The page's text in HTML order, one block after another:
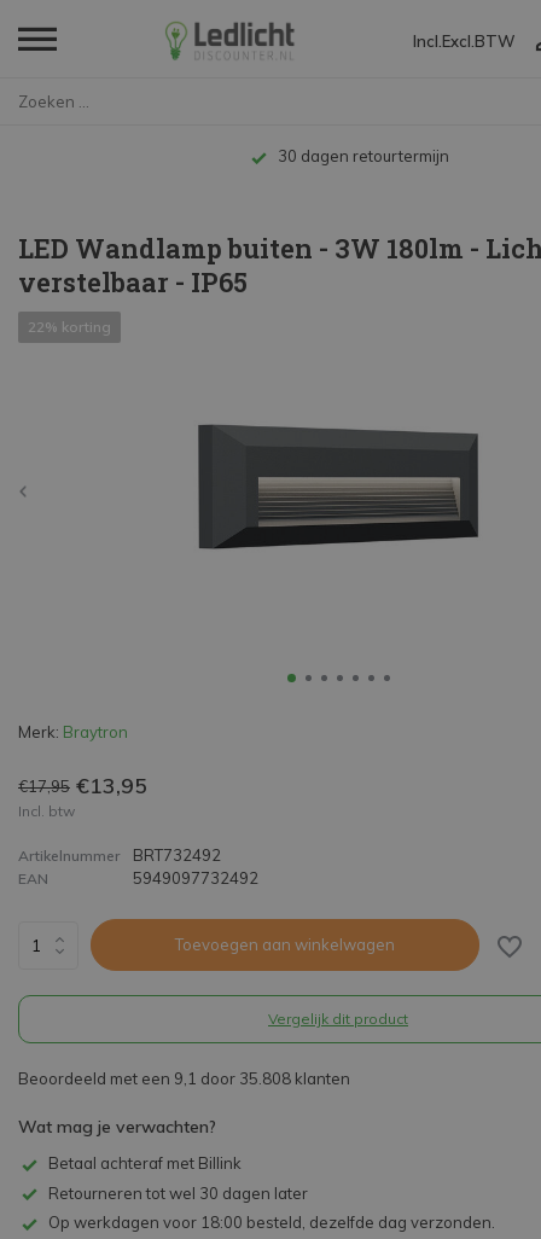
Incl. Excl. BTW
Tot 10 jaar garantie
LED Wandlamp buiten - 3W 180lm -
verstelbaar - IP65
22% korting
Merk: Braytron
€17,95 €13,95
Incl. btw
Artikelnummer BRT732492
EAN 5949097732492
Toevoegen aan winkelwagen
Vergelijk dit product
Beoordeeld met een 9,1 door 35.808 klanten
Wat mag je verwachten?
Betaal achteraf met Billink
Retourneren tot wel 30 dagen later
Op werkdagen voor 18:00 besteld, dezelfde dag verzonden.